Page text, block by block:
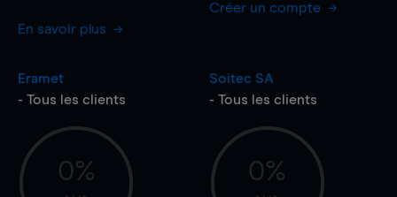
En savoir plus
Créer un compte
Eramet
- Tous les clients
0%
Soitec SA
- Tous les clients
0%